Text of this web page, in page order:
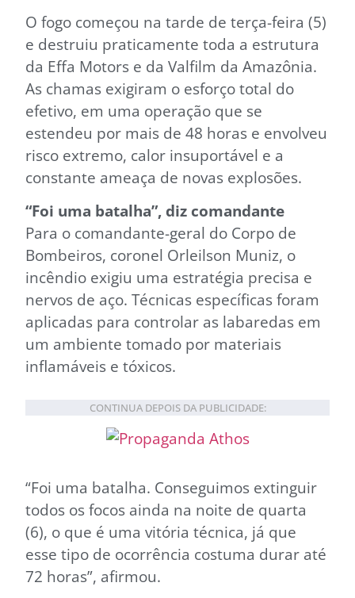
O fogo começou na tarde de terça-feira (5)
e destruiu praticamente toda a estrutura
da Effa Motors e da Valfilm da Amazônia.
As chamas exigiram o esforço total do
efetivo, em uma operação que se
estendeu por mais de 48 horas e envolveu
risco extremo, calor insuportável e a
constante ameaça de novas explosões.
“Foi uma batalha”, diz comandante
Para o comandante-geral do Corpo de
Bombeiros, coronel Orleilson Muniz, o
incêndio exigiu uma estratégia precisa e
nervos de aço. Técnicas específicas foram
aplicadas para controlar as labaredas em
um ambiente tomado por materiais
inflamáveis e tóxicos.
CONTINUA DEPOIS DA PUBLICIDADE:
“Foi uma batalha. Conseguimos extinguir
todos os focos ainda na noite de quarta
(6), o que é uma vitória técnica, já que
esse tipo de ocorrência costuma durar até
72 horas”, afirmou.